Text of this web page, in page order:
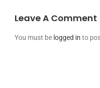
Leave A Comment
You must be logged in to